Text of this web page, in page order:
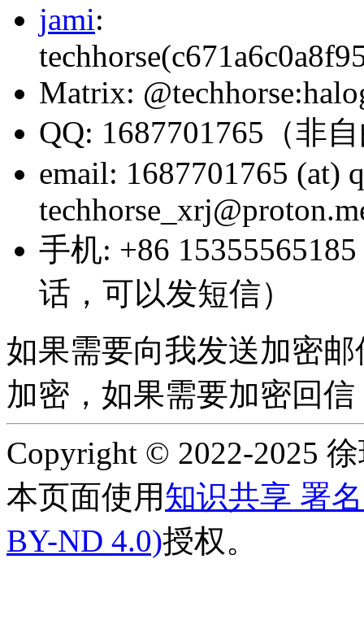
jami:
Matrix:
QQ: 1687701765（非
email: 1687701765 (at)
手机: +86
话，可以发短信）
如果需要向我发送加密
加密，如果需要加密回
Copyright © 2022-2025
本页面使用知识共享 署
BY-ND 4.0)授权。